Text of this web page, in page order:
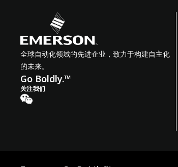
全球自动化领域的先进企业，致力于构建自主化
的未来。
Go Boldly.™
关注我们